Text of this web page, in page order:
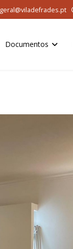
geral@viladefrades.pt
Documentos